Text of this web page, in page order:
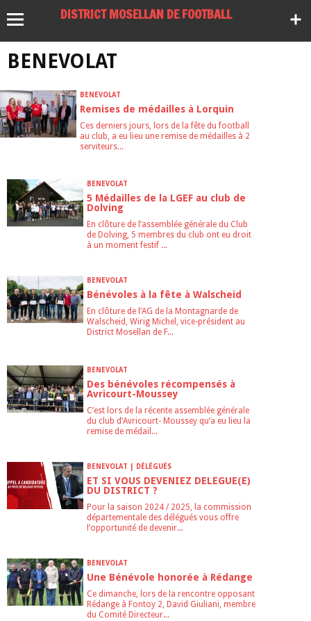
DISTRICT MOSELLAN DE FOOTBALL
BENEVOLAT
BENEVOLAT
Remises de médailles à Lorquin
Ces derniers jours, lors de la fête du football
au club, a eu lieu une remise de médailles à 2
serviteurs...
BENEVOLAT
5 Médailles de la LGEF au club de
Dolving
En clôture de l’assemblée générale du Club
de Dolving, 5 membres du club ont eu droit
à un moment festif ...
BENEVOLAT
Bénévoles à la fête à Walscheid
En clôture de l’AG de la Montagnarde de
Walscheid, Wirig Michel, vice-président au
District Mosellan de F...
BENEVOLAT
Des bénévoles récompensés à
Avricourt-Moussey
C’est lors de la récente assemblée générale
du club d’Avricourt- Moussey qu’a eu lieu la
remise de médail...
BENEVOLAT | DÉLÉGUÉS
ET SI VOUS DEVENIEZ DELEGUE(E)
DU DISTRICT ?
Pour la saison 2024 / 2025, la commission
départementale des délégués vous offre
l’opportunité de devenir...
BENEVOLAT
Une Bénévole honorée à Rédange
Ce dimanche, lors de la rencontre opposant
Rédange à Fontoy 2, David Giuliani, membre
du Comité Directeur...